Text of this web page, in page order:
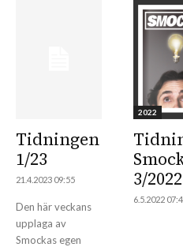
Tidningen
1/23
21.4.2023 09:55
Den här veckans
upplaga av
Smockas egen
2022
3/2022
6.5.2022